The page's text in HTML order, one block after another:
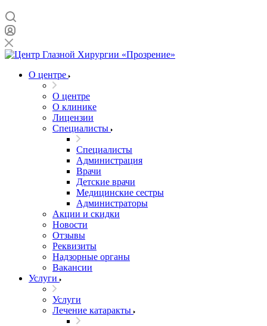
О центре
О центре
О клинике
Лицензии
Специалисты
Специалисты
Администрация
Врачи
Детские врачи
Медицинские сестры
Администраторы
Акции и скидки
Новости
Отзывы
Реквизиты
Надзорные органы
Вакансии
Услуги
Услуги
Лечение катаракты